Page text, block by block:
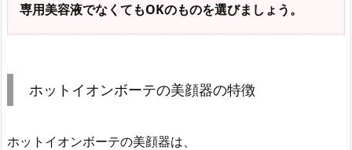
専用美容液でなくてもOKのものを選びましょう。
ホットイオンボーテの美顔器の特徴
ホットイオンボーテの美顔器は、